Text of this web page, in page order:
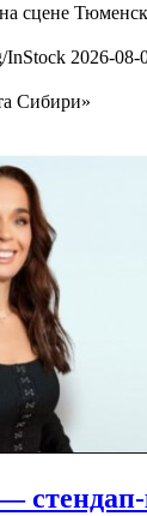
сцене
InStock 2026-08-
Сибири»